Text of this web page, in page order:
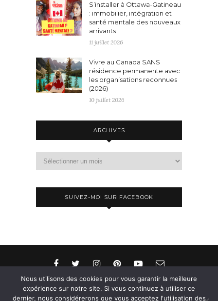
S’installer à Ottawa-Gatineau
: immobilier, intégration et
santé mentale des nouveaux
arrivants
11 juillet 2026
Vivre au Canada SANS
résidence permanente avec
les organisations reconnues
(2026)
10 juillet 2026
ARCHIVES
SUIVEZ-MOI SUR FACEBOOK
Nous utilisons des cookies pour vous garantir la meilleure
expérience sur notre site. Si vous continuez à utiliser ce
dernier, nous considérerons que vous acceptez l'utilisation des